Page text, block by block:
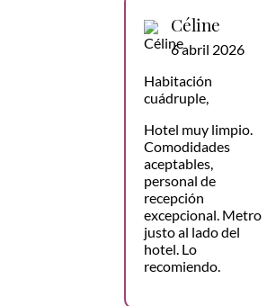
Céline
6 abril 2026
Habitación
cuádruple,
Hotel muy limpio.
Comodidades
aceptables,
personal de
recepción
excepcional. Metro
justo al lado del
hotel. Lo
recomiendo.